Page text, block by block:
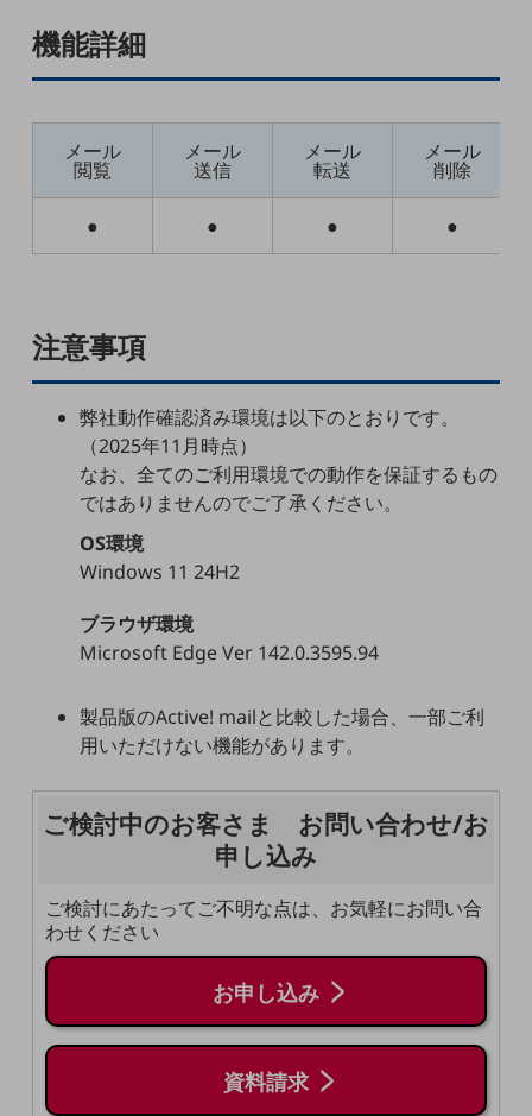
データ利活用
運用管理
業務支援・マーケティング
課題・ニーズで探す
マーケティング
職場環境整備
セキュリティ対策
顧客体験（CX）改善
人材不足解消
業種・業態で探すTOP
自治体
医療・介護
モビリティ
製造・建設業
機能詳細
メール
閲覧
メール
送信
メール
転送
メール
削除
● ● ● ●
注意事項
弊社動作確認済み環境は以下のとおりです。
（2025年11月時点）
なお、全てのご利用環境での動作を保証するもの
ではありませんのでご了承ください。
OS環境
Windows 11 24H2
ブラウザ環境
Microsoft Edge Ver 142.0.3595.94
製品版のActive! mailと比較した場合、一部ご利
用いただけない機能があります。
ご検討中のお客さま お問い合わせ/お
申し込み
ご検討にあたってご不明な点は、お気軽にお問い合
わせください
お申し込み
資料請求